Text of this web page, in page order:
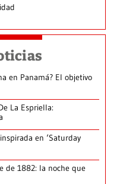
en Panamá? El objetivo
La Espriella:
en ‘Saturday
de 1882: la noche que